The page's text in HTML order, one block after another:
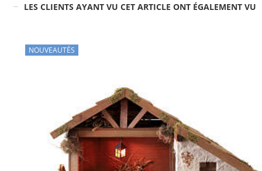
LES CLIENTS AYANT VU CET ARTICLE ONT ÉGALEMENT VU
NOUVEAUTÉS